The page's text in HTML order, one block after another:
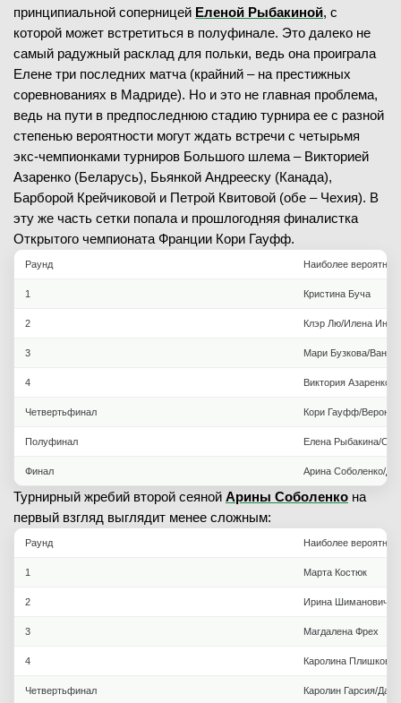
принципиальной соперницей Еленой Рыбакиной, с
которой может встретиться в полуфинале. Это далеко не
самый радужный расклад для польки, ведь она проиграла
Елене три последних матча (крайний – на престижных
соревнованиях в Мадриде). Но и это не главная проблема,
ведь на пути в предпоследнюю стадию турнира ее с разной
степенью вероятности могут ждать встречи с четырьмя
экс-чемпионками турниров Большого шлема – Викторией
Азаренко (Беларусь), Бьянкой Андрееску (Канада),
Барборой Крейчиковой и Петрой Квитовой (обе – Чехия). В
эту же часть сетки попала и прошлогодняя финалистка
Открытого чемпионата Франции Кори Гауфф.
Раунд Наиболее вероятная
1 Кристина Буча
2 Клэр Лю/Илена Ин-
3 Мари Бузкова/Ван
4 Виктория Азаренко/
Четвертьфинал Кори Гауфф/
Полуфинал Елена Рыбакина/
Финал Арина Соболенко/
Турнирный жребий второй сеяной Арины Соболенко на
первый взгляд выглядит менее сложным:
Раунд Наиболее вероятная
1 Марта Костюк
2 Ирина Шиманович
3 Магдалена Фрех
4 Каролина
Четвертьфинал Каролин Гарсия/